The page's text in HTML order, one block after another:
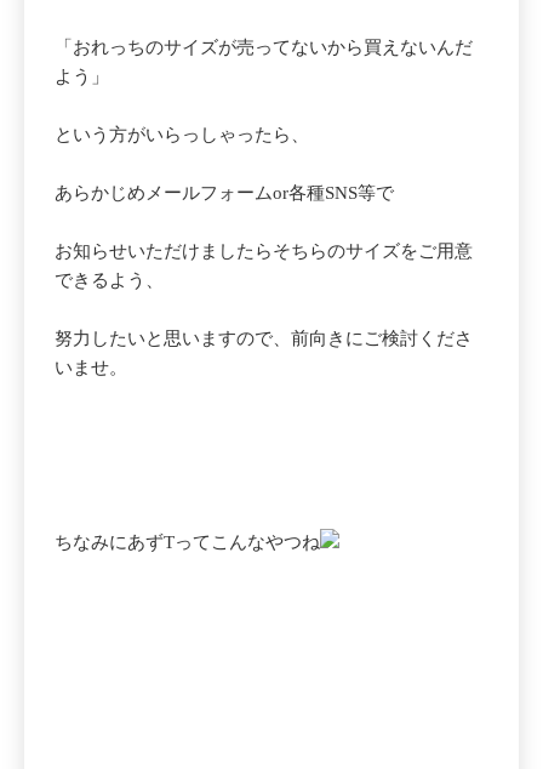
「おれっちのサイズが売ってないから買えないんだ
よう」
という方がいらっしゃったら、
あらかじめメールフォームor各種SNS等で
お知らせいただけましたらそちらのサイズをご用意
できるよう、
努力したいと思いますので、前向きにご検討くださ
いませ。
ちなみにあずTってこんなやつね